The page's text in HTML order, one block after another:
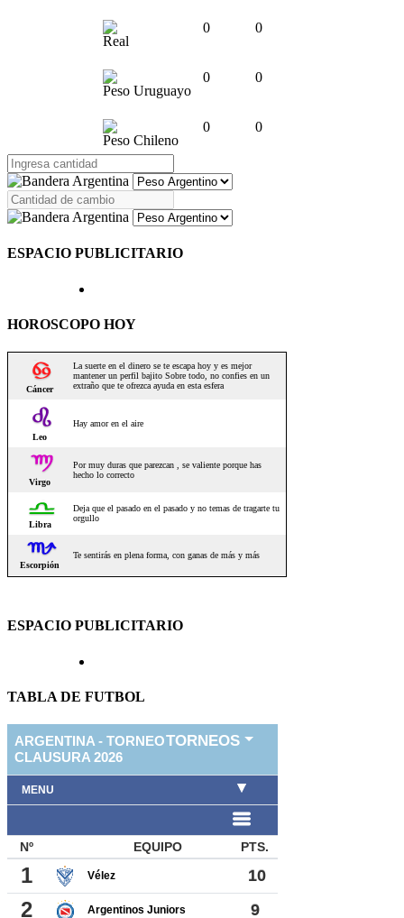
Real
0 0
Peso Uruguayo
0 0
Peso Chileno
0 0
ESPACIO PUBLICITARIO
HOROSCOPO HOY
ESPACIO PUBLICITARIO
TABLA DE FUTBOL